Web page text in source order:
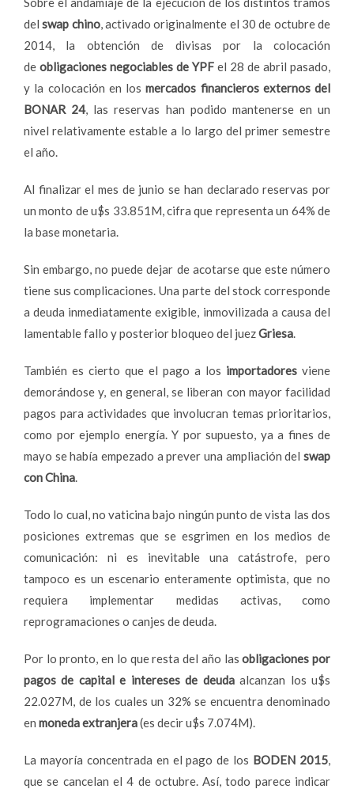
delswap chino, activado originalmente el 30 de octubre de
2014, la obtención de divisas por la colocación
de obligaciones negociables de YPF el 28 de abril pasado,
y la colocación en losmercados financieros externos del
BONAR 24, las reservas han podido mantenerse en un
nivel relativamente estable a lo largo del primer semestre
el año.
Al finalizar el mes de junio se han declarado reservas por
un monto de u$s 33.851M, cifra que representa un 64% de
la base monetaria.
Sin embargo, no puede dejar de acotarse que este número
tiene sus complicaciones. Una parte del stock corresponde
a deuda inmediatamente exigible, inmovilizada a causa del
lamentable fallo y posterior bloqueo del juezGriesa
También es cierto que el pago a los importadores viene
demorándose y, en general, se liberan con mayor facilidad
pagos para actividades que involucran temas prioritarios,
como por ejemplo energía. Y por supuesto, ya a fines de
mayo se había empezado a prever una ampliación del swap
con China
Todo lo cual, no vaticina bajo ningún punto de vista las dos
posiciones extremas que se esgrimen en los medios de
comunicación: ni es inevitable una catástrofe, pero
tampoco es un escenario enteramente optimista, que no
requiera implementar medidas activas, como
reprogramaciones o canjes de deuda.
Por lo pronto, en lo que resta del año lasobligaciones por
pagos de capital e intereses de deudaalcanzan los u$s
22.027M, de los cuales un 32% se encuentra denominado
en moneda extranjera(es decir u$s 7.074M).
La mayoría concentrada en el pago de los BODEN 2015
que se cancelan el 4 de octubre. Así, todo parece indicar